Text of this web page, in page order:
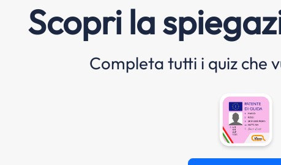
Scopri la
Completa tutti i quiz che